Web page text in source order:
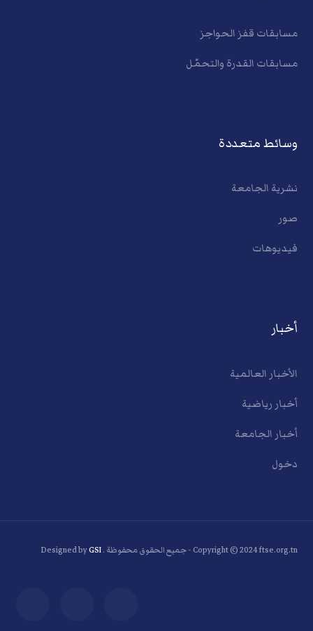
مسابقات قفز الحواجز
مسابقات القدرة والتحمّل
وسائط متعددة
نشرية الجامعة
صور
فيديوهات
أخبار
الأخبار العالمية
أخبار رياضية
أخبار الجامعة
دخول
Copyright © 2024 ftse.org.tn - جميع الحقوق محفوظة . Designed by GSI